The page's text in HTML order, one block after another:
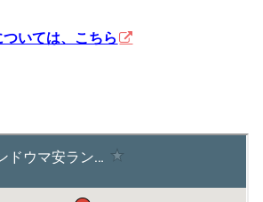
いては、こちら